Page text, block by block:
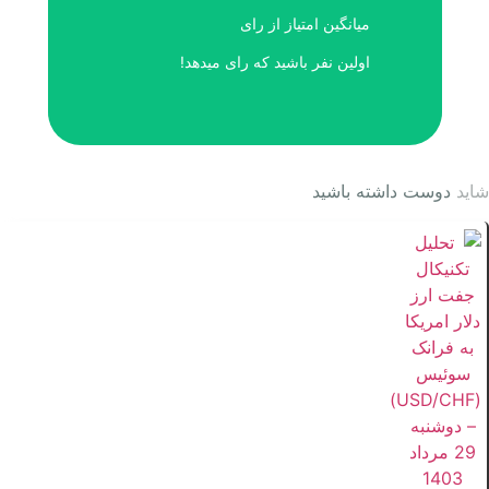
میانگین امتیاز از رای
اولین نفر باشید که رای میدهد!
شاید دوست داشته باشید